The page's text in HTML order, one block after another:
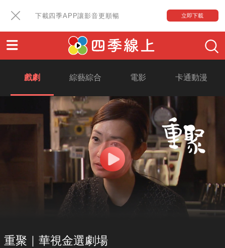
下載四季APP讓影音更順暢 立即下載
戲劇 綜藝綜合 電影 卡通動漫
重聚｜華視金選劇場